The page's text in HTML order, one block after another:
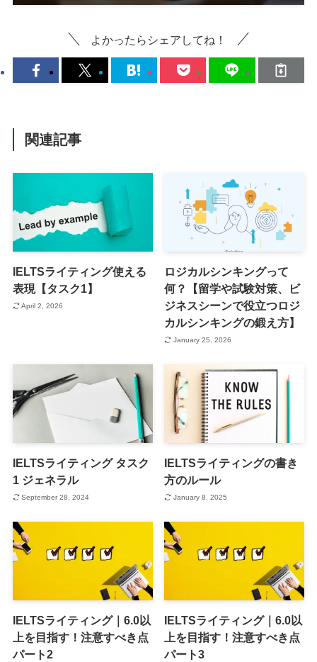
よかったらシェアしてね！
関連記事
IELTSライティング使える
表現【タスク1】
April 2, 2026
ロジカルシンキングって
何？【留学や試験対策、ビ
ジネスシーンで役立つロジ
カルシンキングの鍛え方】
January 25, 2026
IELTSライティング タスク
1 ジェネラル
September 28, 2024
IELTSライティングの書き
方のルール
January 8, 2025
IELTSライティング｜6.0以
上を目指す！注意すべき点
パート2
IELTSライティング｜6.0以
上を目指す！注意すべき点
パート3